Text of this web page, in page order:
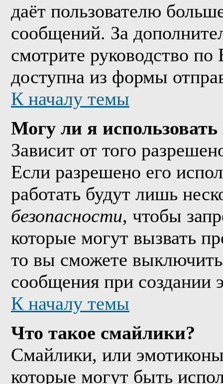
даёт пользователю
сообщений. За
смотрите руководство
доступна из формы
К началу темы
Могу ли я
Зависит от того
Если разрешено его
работать будут лишь
безопасности, чтобы
которые могут вызвать
то вы сможете выключить
сообщения при создании
К началу темы
Что такое смайлики?
Смайлики, или
которые могут быть